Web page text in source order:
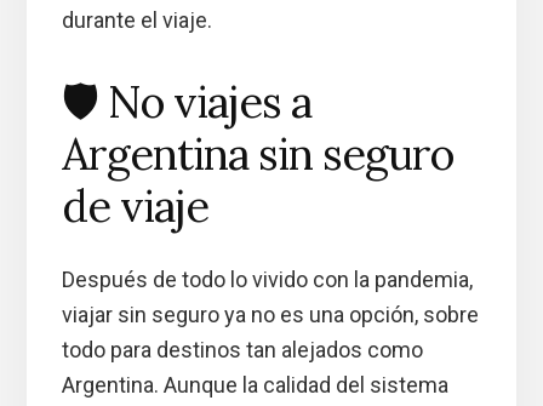
durante el viaje.
🛡️ No viajes a
Argentina sin seguro
de viaje
Después de todo lo vivido con la pandemia,
viajar sin seguro ya no es una opción, sobre
todo para destinos tan alejados como
Argentina. Aunque la calidad del sistema